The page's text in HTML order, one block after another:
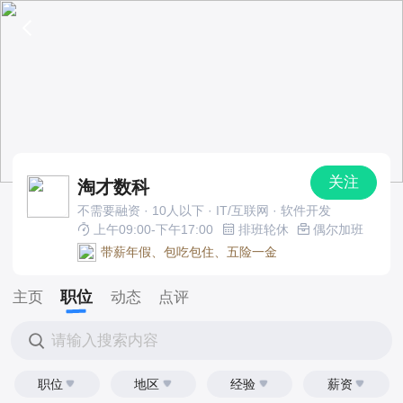
淘才数科 关注
不需要融资 · 10人以下 · IT/互联网 · 软件开发
上午09:00-下午17:00
排班轮休
偶尔加班
带薪年假、包吃包住、五险一金
主页 职位 动态 点评
请输入搜索内容
职位 地区 经验 薪资